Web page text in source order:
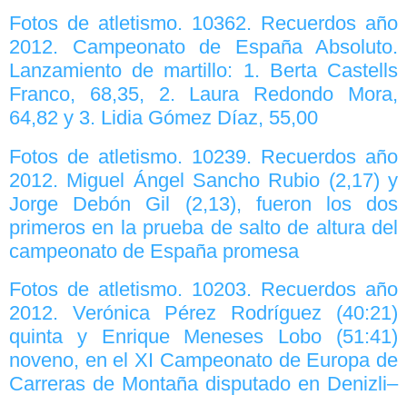
Fotos de atletismo. 10362. Recuerdos año
2012. Campeonato de España Absoluto.
Lanzamiento de martillo: 1. Berta Castells
Franco, 68,35, 2. Laura Redondo Mora,
64,82 y 3. Lidia Gómez Díaz, 55,00
Fotos de atletismo. 10239. Recuerdos año
2012. Miguel Ángel Sancho Rubio (2,17) y
Jorge Debón Gil (2,13), fueron los dos
primeros en la prueba de salto de altura del
campeonato de España promesa
Fotos de atletismo. 10203. Recuerdos año
2012. Verónica Pérez Rodríguez (40:21)
quinta y Enrique Meneses Lobo (51:41)
noveno, en el XI Campeonato de Europa de
Carreras de Montaña disputado en Denizli–